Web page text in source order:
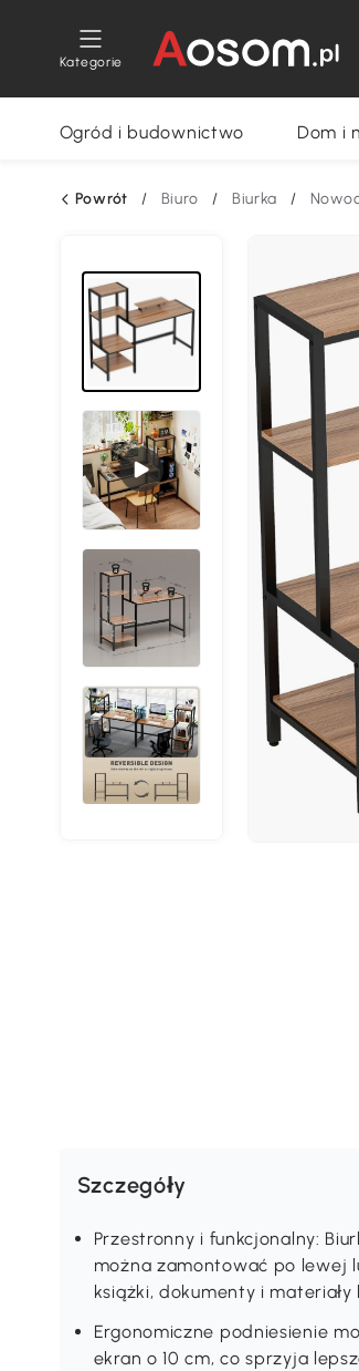
Kategorie
Ogród i budownictwo Dom i
Powrót / Biuro / Biurka /
Szczegóły
Przestronny i funkcjonalny:
można zamontować po lewej
książki, dokumenty i
Ergonomiczne podniesienie
ekran o 10 cm, co sprzyja